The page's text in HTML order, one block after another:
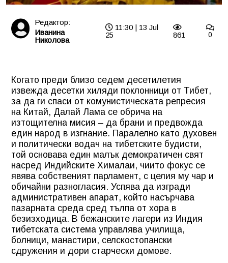
Редактор:
Иванина
Николова
11:30 | 13 Jul
25
861 0
Когато преди близо седем десетилетия
извежда десетки хиляди поклонници от Тибет,
за да ги спаси от комунистическата репресия
на Китай, Далай Лама се обрича на
изтощителна мисия – да брани и предвожда
един народ в изгнание. Паралелно като духовен
и политически водач на тибетските будисти,
той основава един малък демократичен свят
насред Индийските Хималаи, чиито фокус се
явява собственият парламент, с целия му чар и
обичайни разногласия. Успява да изгради
административен апарат, който насърчава
пазарната среда сред тълпа от хора в
безизходица. В бежанските лагери из Индия
тибетската система управлява училища,
болници, манастири, селскостопански
сдружения и дори старчески домове.